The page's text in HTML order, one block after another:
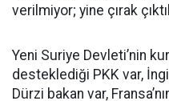
verilmiyor; yine çırak
Yeni Suriye Devleti’nin
desteklediği PKK var,
Dürzi bakan var,